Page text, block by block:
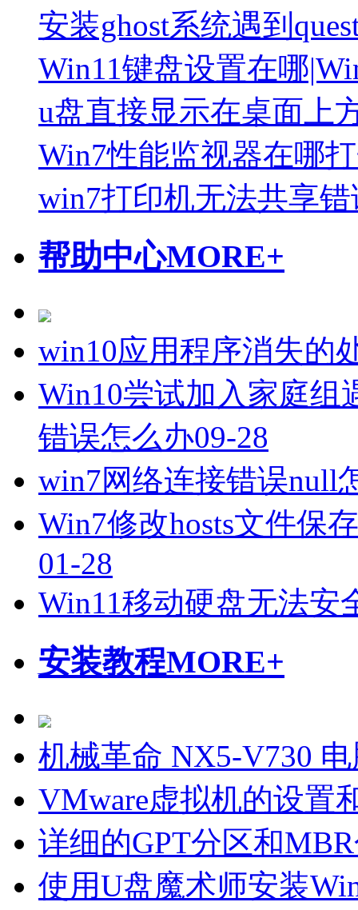
安装ghost系统遇到
Win11键盘设置在哪
u盘直接显示在桌面上
Win7性能监视器在哪
win7打印机无法共享
帮助中心MORE+
win10应用程序消失的
Win10尝试加入家庭组
错误怎么办09-28
win7网络连接错误null
Win7修改hosts文件保
01-28
Win11移动硬盘无法安
安装教程MORE+
机械革命 NX5-V730
VMware虚拟机的设置
详细的GPT分区和
使用U盘魔术师安装